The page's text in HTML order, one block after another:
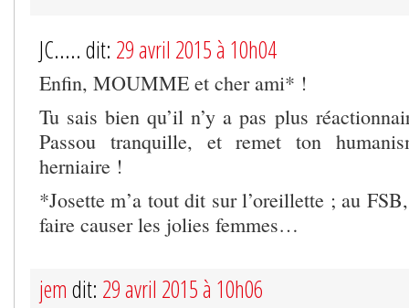
JC..... dit: 29 avril 2015 à 10h04
Enfin, MOUMME et cher ami* !
Tu sais bien qu’il n’y a pas plus
Passou tranquille, et remet ton
herniaire !
*Josette m’a tout dit sur l’oreillette ; au
faire causer les jolies femmes…
jem dit: 29 avril 2015 à 10h06